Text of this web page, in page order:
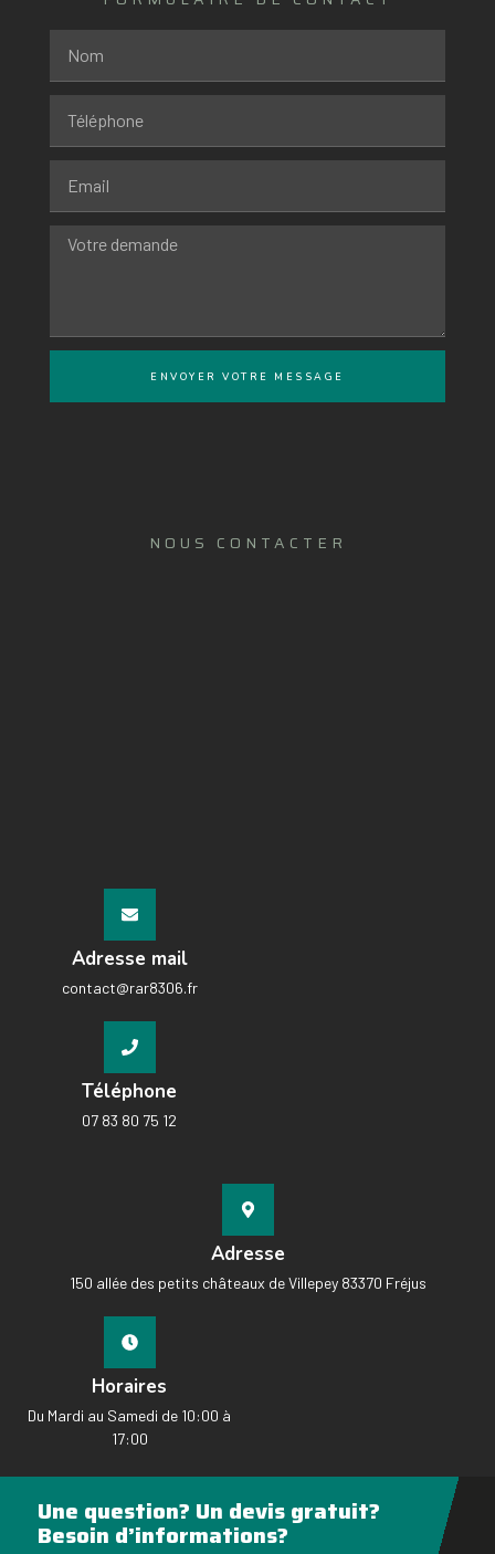
ENVOYER VOTRE MESSAGE
NOUS CONTACTER
Adresse mail
contact@rar8306.fr
Téléphone
07 83 80 75 12
Adresse
150 allée des petits châteaux de Villepey 83370 Fréjus
Horaires
Du Mardi au Samedi de 10:00 à
17:00
Une question? Un devis gratuit?
Besoin d’informations?